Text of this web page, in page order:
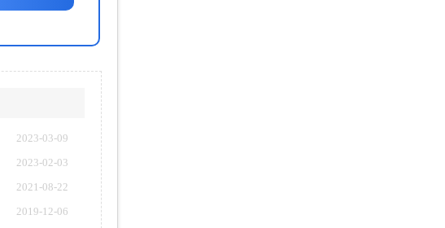
2023-03-09
2023-02-03
2021-08-22
2019-12-06